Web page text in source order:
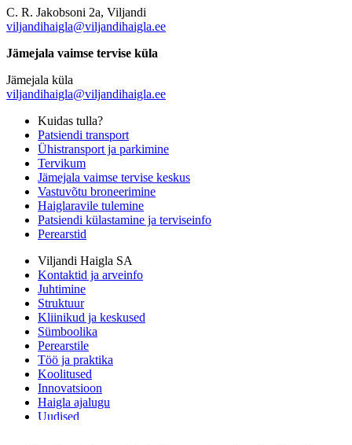
C. R. Jakobsoni 2a, Viljandi
viljandihaigla@viljandihaigla.ee
Jämejala vaimse tervise küla
Jämejala küla
viljandihaigla@viljandihaigla.ee
Kuidas tulla?
Patsiendi transport
Ühistransport ja parkimine
Tervikum
Jämejala vaimse tervise keskus
Vastuvõtu broneerimine
Haiglaravile tulemine
Patsiendi külastamine ja terviseinfo
Perearstid
Viljandi Haigla SA
Kontaktid ja arveinfo
Juhtimine
Struktuur
Kliinikud ja keskused
Sümboolika
Perearstile
Töö ja praktika
Koolitused
Innovatsioon
Haigla ajalugu
Uudised